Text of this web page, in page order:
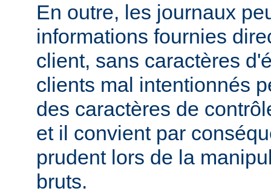
En outre, les journaux
informations fournies
client, sans caractères
clients mal intentionnés
des caractères de
et il convient par
prudent lors de la
bruts.